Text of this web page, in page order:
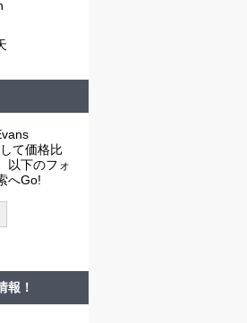
て価格比
以下のフォ
へGo!
報！